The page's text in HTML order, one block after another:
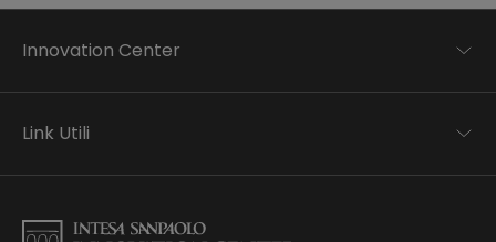
Innovation Center
Applied research
Business transformation
Link Utili
Informativa Privacy